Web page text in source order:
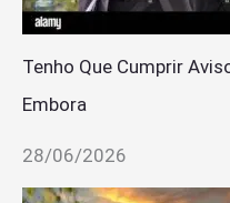
Tenho Que Cumprir
Embora
28/06/2026